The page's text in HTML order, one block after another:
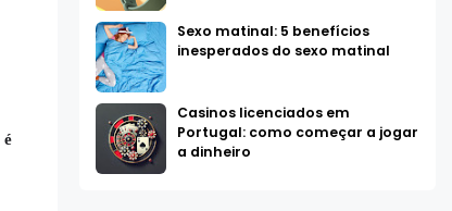
é
Sexo matinal: 5 benefícios
inesperados do sexo matinal
Casinos licenciados em
Portugal: como começar a jogar
a dinheiro